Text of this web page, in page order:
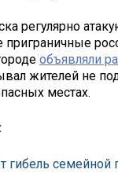
регулярно
приграничные
объявляли
жителей не
местах.
гибель семейной